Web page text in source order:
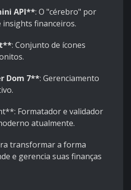
API**: O "cérebro" por
financeiros.
: Conjunto de ícones
Dom 7**: Gerenciamento
: Formatador e validador
atualmente.
transformar a forma
e gerencia suas finanças